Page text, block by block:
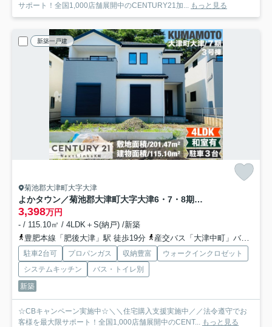
サポート！全国1,000店舗展開中のCENTURY21加...
もっと見る
新築一戸建
菊池郡大津町大字大津
よかタウン／菊池郡大津町大字大津6・7・8期／3号棟
3,398万円
- / 115.10㎡ / 4LDK＋S(納戸) /新築
豊肥本線「肥後大津」駅 徒歩19分
産交バス「大津中町」バス停下車 徒歩5分
駐車2台可 プロパンガス 収納豊富
ウォークインクロゼット
システムキッチン
バス・トイレ別
新築
☆CBキャンペーン実施中☆＼＼住宅購入支援実施中／／法令遵守でお
客様を最大限サポート！全国1,000店舗展開中のCENT...
もっと見る